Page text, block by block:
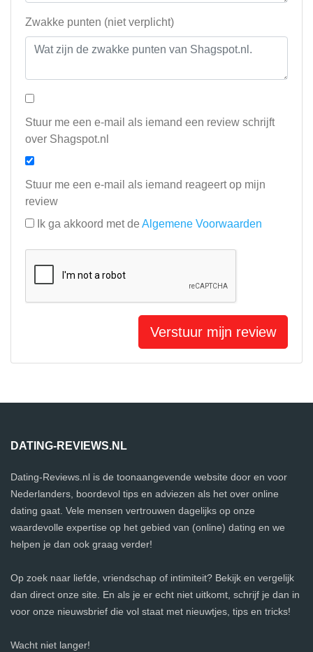
Zwakke punten (niet verplicht)
Stuur me een e-mail als iemand een review schrijft
over Shagspot.nl
Stuur me een e-mail als iemand reageert op mijn
review
Ik ga akkoord met de Algemene Voorwaarden
Verstuur mijn review
DATING-REVIEWS.NL
Dating-Reviews.nl is de toonaangevende website door en voor
Nederlanders, boordevol tips en adviezen als het over online
dating gaat. Vele mensen vertrouwen dagelijks op onze
waardevolle expertise op het gebied van (online) dating en we
helpen je dan ook graag verder!
Op zoek naar liefde, vriendschap of intimiteit? Bekijk en vergelijk
dan direct onze site. En als je er echt niet uitkomt, schrijf je dan in
voor onze nieuwsbrief die vol staat met nieuwtjes, tips en tricks!
Wacht niet langer!